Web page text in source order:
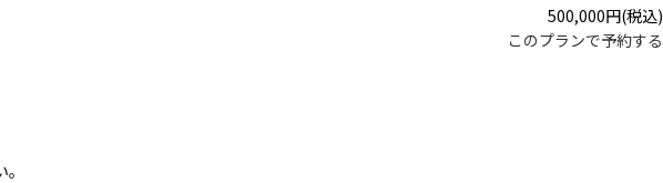
500,000円(税込)
このプランで予約する